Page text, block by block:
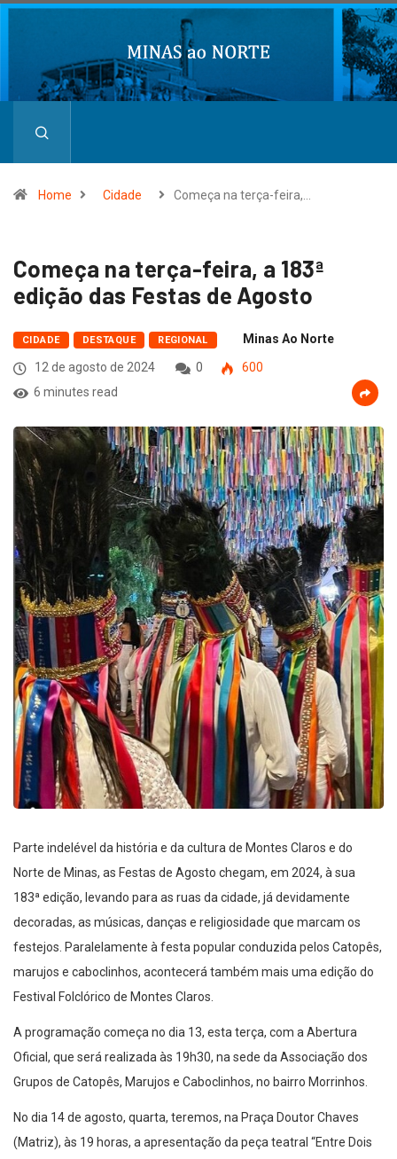
Home Cidade Começa na terça-feira,…
Começa na terça-feira, a 183ª
edição das Festas de Agosto
CIDADE DESTAQUE REGIONAL
Minas Ao Norte
12 de agosto de 2024
0
600
6 minutes read
Parte indelével da história e da cultura de Montes Claros e do
Norte de Minas, as Festas de Agosto chegam, em 2024, à sua
183ª edição, levando para as ruas da cidade, já devidamente
decoradas, as músicas, danças e religiosidade que marcam os
festejos. Paralelamente à festa popular conduzida pelos Catopês,
marujos e caboclinhos, acontecerá também mais uma edição do
Festival Folclórico de Montes Claros.
A programação começa no dia 13, esta terça, com a Abertura
Oficial, que será realizada às 19h30, na sede da Associação dos
Grupos de Catopês, Marujos e Caboclinhos, no bairro Morrinhos.
No dia 14 de agosto, quarta, teremos, na Praça Doutor Chaves
(Matriz), às 19 horas, a apresentação da peça teatral “Entre Dois